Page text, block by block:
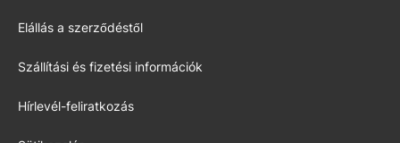
Elállás a szerződéstől
Szállítási és fizetési információk
Hírlevél-feliratkozás